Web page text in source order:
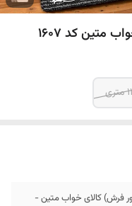
کد 1607
فرش) کالای خواب متین -